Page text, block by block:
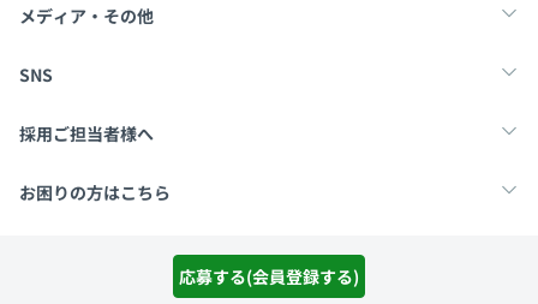
応募する(会員登録する)
学習
メディア・その他
Tech Team Journal
SNS
X
採用ご担当者様へ
採用・教育をお考えの企業様へ
お困りの方はこちら
お問い合わせ・FAQ
利用規約プライバシーポリシーCookieポリシー
Copyright Paiza, Inc. All rights reserved.